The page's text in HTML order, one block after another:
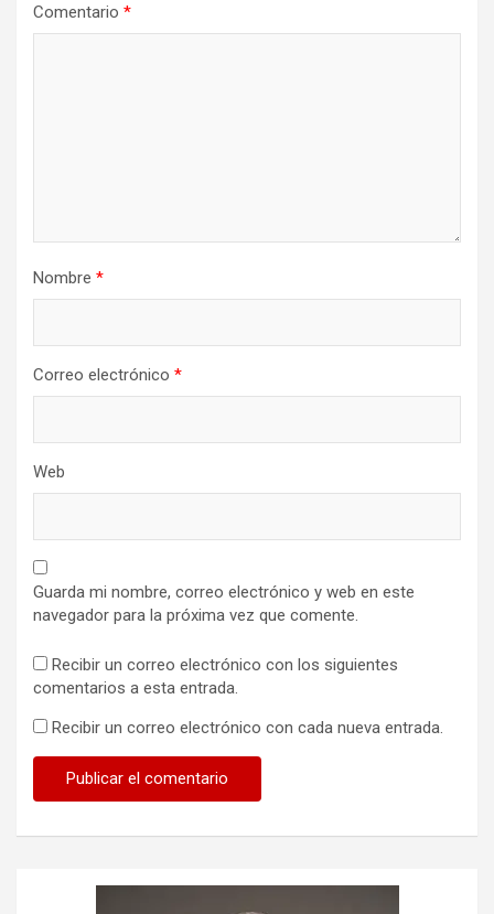
Comentario *
Nombre *
Correo electrónico *
Web
Guarda mi nombre, correo electrónico y web en este
navegador para la próxima vez que comente.
Recibir un correo electrónico con los siguientes
comentarios a esta entrada.
Recibir un correo electrónico con cada nueva entrada.